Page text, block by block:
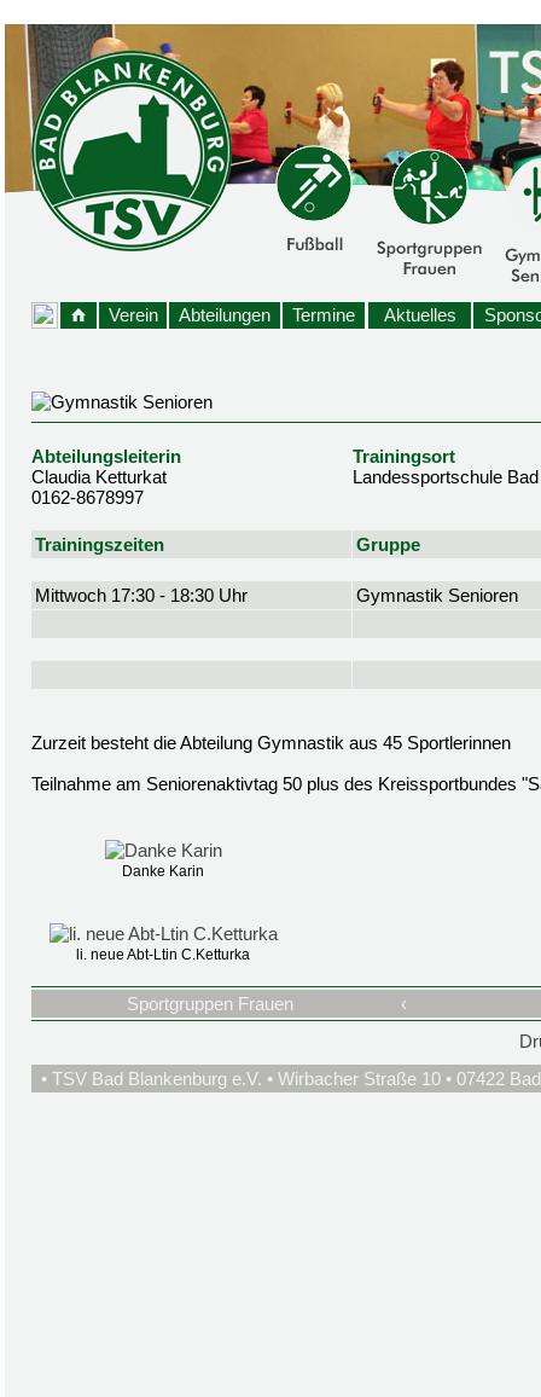
Verein Abteilungen Termine Aktuelles
Abteilungsleiterin
Claudia Ketturkat
0162-8678997
Trainingsort
Landessportschule
Trainingszeiten Gruppe
Mittwoch 17:30 - 18:30 Uhr Gymnastik Senioren
Zurzeit besteht die Abteilung Gymnastik aus 45 Sportlerinnen
Teilnahme am Seniorenaktivtag 50 plus des Kreissportbundes
Danke Karin
li. neue Abt-Ltin C.Ketturka
Sportgruppen Frauen
‹
• TSV Bad Blankenburg e.V. • Wirbacher Straße 10 • 07422